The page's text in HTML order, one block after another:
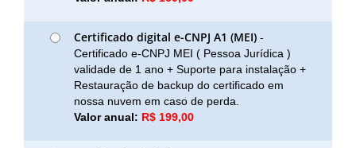
Certificado digital e-CNPJ A1 (MEI) -
Certificado e-CNPJ MEI ( Pessoa Jurídica )
validade de 1 ano + Suporte para instalação +
Restauração de backup do certificado em
nossa nuvem em caso de perda.
Valor anual: R$ 199,00